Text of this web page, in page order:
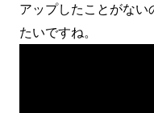
アップしたことがない
たいですね。